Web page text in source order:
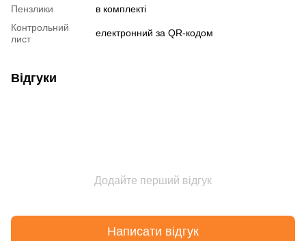
Пензлики
в комплекті
Контрольний
лист
електронний за QR-кодом
Відгуки
Додайте перший відгук
Написати відгук